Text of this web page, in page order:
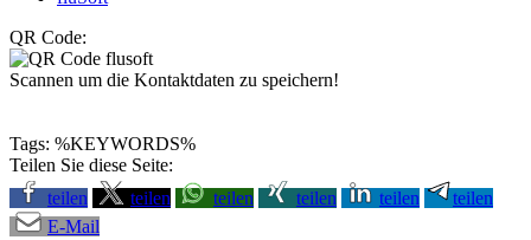
QR Code:
Scannen um die Kontaktdaten zu speichern!
Tags: %KEYWORDS%
Teilen Sie diese Seite:
teilen
teilen teilen teilen teilen
teilen
E-Mail